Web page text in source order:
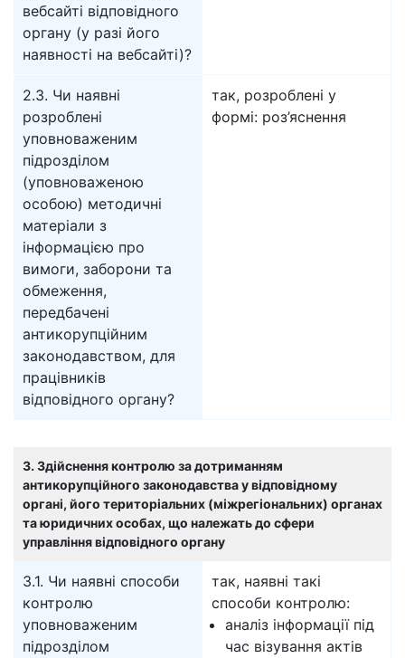
вебсайті відповідного
органу (у разі його
наявності на вебсайті)?
2.3. Чи наявні
розроблені
уповноваженим
підрозділом
(уповноваженою
особою) методичні
матеріали з
інформацією про
вимоги, заборони та
обмеження,
передбачені
антикорупційним
законодавством, для
працівників
відповідного органу?
так, розроблені у
формі: роз’яснення
3. Здійснення контролю за дотриманням
антикорупційного законодавства у відповідному
органі, його територіальних (міжрегіональних) органах
та юридичних особах, що належать до сфери
управління відповідного органу
3.1. Чи наявні способи
контролю
уповноваженим
підрозділом
так, наявні такі
способи контролю:
аналіз інформації під
час візування актів